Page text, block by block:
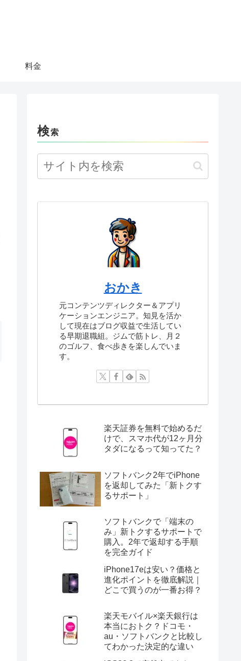
料金
検索
おかき
元コンテンツディレクター＆アプリ
ケーションエンジニア。知見を活か
して現在はブログ収益で生活してい
る早期退職組。ジムで筋トレ、月２
のゴルフ、食べ歩きを楽しんでいま
す。
楽天証券を無料で始めるだ
けで、スマホ代が12ヶ月分
タダになるって知ってた？
ソフトバンク2年でiPhone
を返却してみた「新トクす
るサポート」
ソフトバンクで「端末の
み」新トクするサポートで
購入。2年で返却する手順
を完全ガイド
iPhone17eは安い？価格と
進化ポイントを徹底解説｜
どこで買うのが一番お得？
楽天モバイル×楽天銀行は
本当におトク？ドコモ・
au・ソフトバンクと比較し
てわかった決定的な違い